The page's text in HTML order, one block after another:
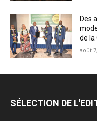
Des
de la
août
SÉLECTION DE